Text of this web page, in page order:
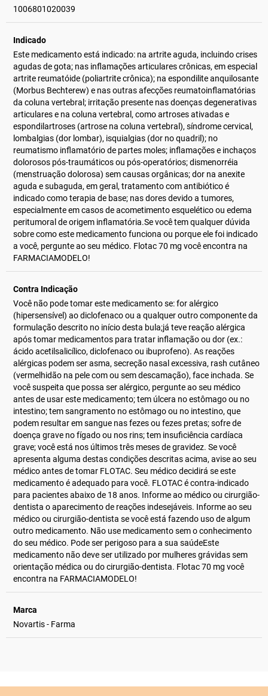
1006801020039
Indicado
Este medicamento está indicado: na artrite aguda, incluindo crises
agudas de gota; nas inflamações articulares crônicas, em especial
artrite reumatóide (poliartrite crônica); na espondilite anquilosante
(Morbus Bechterew) e nas outras afecções reumatoinflamatórias
da coluna vertebral; irritação presente nas doenças degenerativas
articulares e na coluna vertebral, como artroses ativadas e
espondilartroses (artrose na coluna vertebral), síndrome cervical,
lombalgias (dor lombar), isquialgias (dor no quadril); no
reumatismo inflamatório de partes moles; inflamações e inchaços
dolorosos pós-traumáticos ou pós-operatórios; dismenorréia
(menstruação dolorosa) sem causas orgânicas; dor na anexite
aguda e subaguda, em geral, tratamento com antibiótico é
indicado como terapia de base; nas dores devido a tumores,
especialmente em casos de acometimento esquelético ou edema
peritumoral de origem inflamatória.Se você tem qualquer dúvida
sobre como este medicamento funciona ou porque ele foi indicado
a você, pergunte ao seu médico. Flotac 70 mg você encontra na
FARMACIAMODELO!
Contra Indicação
Você não pode tomar este medicamento se: for alérgico
(hipersensível) ao diclofenaco ou a qualquer outro componente da
formulação descrito no início desta bula;já teve reação alérgica
após tomar medicamentos para tratar inflamação ou dor (ex.:
ácido acetilsalicílico, diclofenaco ou ibuprofeno). As reações
alérgicas podem ser asma, secreção nasal excessiva, rash cutâneo
(vermelhidão na pele com ou sem descamação), face inchada. Se
você suspeita que possa ser alérgico, pergunte ao seu médico
antes de usar este medicamento; tem úlcera no estômago ou no
intestino; tem sangramento no estômago ou no intestino, que
podem resultar em sangue nas fezes ou fezes pretas; sofre de
doença grave no fígado ou nos rins; tem insuficiência cardíaca
grave; você está nos últimos três meses de gravidez. Se você
apresenta alguma destas condições descritas acima, avise ao seu
médico antes de tomar FLOTAC. Seu médico decidirá se este
medicamento é adequado para você. FLOTAC é contra-indicado
para pacientes abaixo de 18 anos. Informe ao médico ou cirurgião-
dentista o aparecimento de reações indesejáveis. Informe ao seu
médico ou cirurgião-dentista se você está fazendo uso de algum
outro medicamento. Não use medicamento sem o conhecimento
do seu médico. Pode ser perigoso para a sua saúdeEste
medicamento não deve ser utilizado por mulheres grávidas sem
orientação médica ou do cirurgião-dentista. Flotac 70 mg você
encontra na FARMACIAMODELO!
Marca
Novartis - Farma